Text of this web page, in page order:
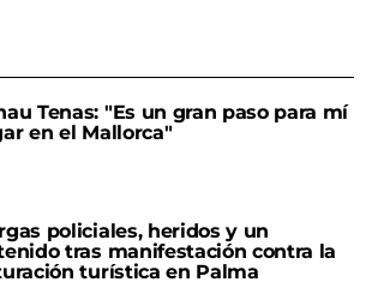
Tenas: "Es un gran paso para mí
en el Mallorca"
policiales, heridos y un
tras manifestación contra la
turística en Palma